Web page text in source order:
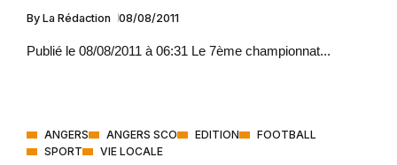
By La Rédaction 08/08/2011
Publié le 08/08/2011 à 06:31 Le 7ème championnat...
ANGERS ANGERS SCO EDITION
FOOTBALL
SPORT
VIE LOCALE